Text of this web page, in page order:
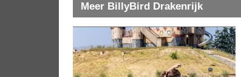
Meer BillyBird Drakenrijk